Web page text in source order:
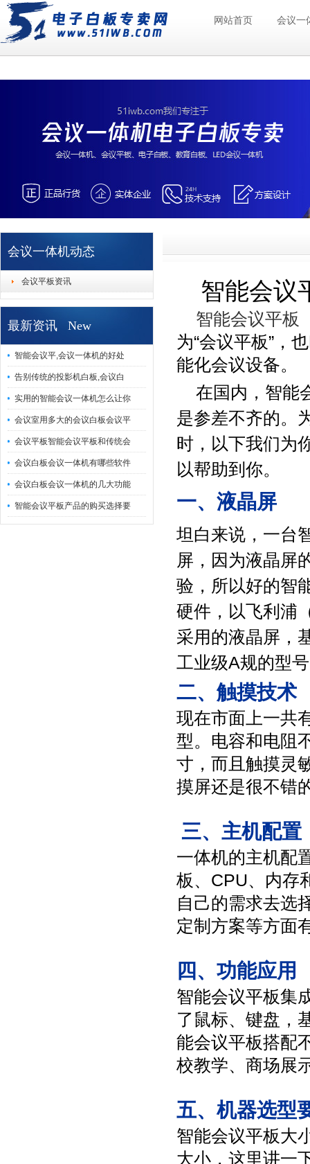
网站首页 会议一
会议一体机动态
会议平板资讯
最新资讯 New
智能会议平,会议一体机的好处
告别传统的投影机白板,会议白
实用的智能会议一体机怎么让你
会议室用多大的会议白板会议平
会议平板智能会议平板和传统会
会议白板会议一体机有哪些软件
会议白板会议一体机的几大功能
智能会议平板产品的购买选择要
智能会议
智能会议平板
为“会议平板”，
能化会议设备。
在国内，智能
是参差不齐的。
时，以下我们为
以帮助到你。
一、液晶屏
坦白来说，一台
屏，因为液晶屏
验，所以好的智
硬件，以飞利浦
采用的液晶屏，
工业级A规的型
二、触摸技术
现在市面上一共
型。电容和电阻
寸，而且触摸灵
摸屏还是很不错
三、主机配置
一体机的主机配
板、CPU、内存
自己的需求去选
定制方案等方面
四、功能应用
智能会议平板集
了鼠标、键盘，
能会议平板搭配
校教学、商场展
五、机器选型
智能会议平板大
大小，这里讲一